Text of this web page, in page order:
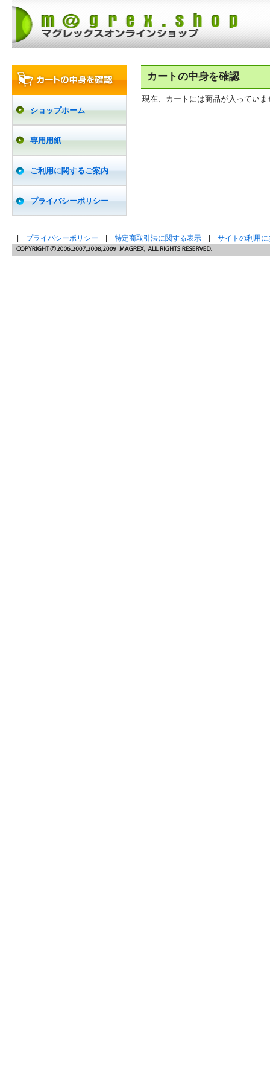
ショップホーム
専用用紙
ご利用に関するご案内
プライバシーポリシー
カートの中身を確認
現在、カートには商品が入っていま
プライバシーポリシー 特定商取引法に関する表示 サイトの利用に